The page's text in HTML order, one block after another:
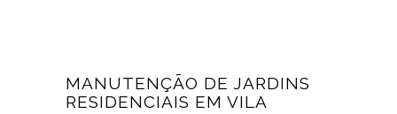
MANUTENÇÃO DE JARDINS
RESIDENCIAIS EM VILA